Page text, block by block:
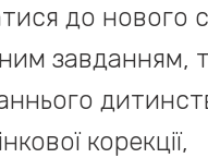
до нового
завданням,
корекції,